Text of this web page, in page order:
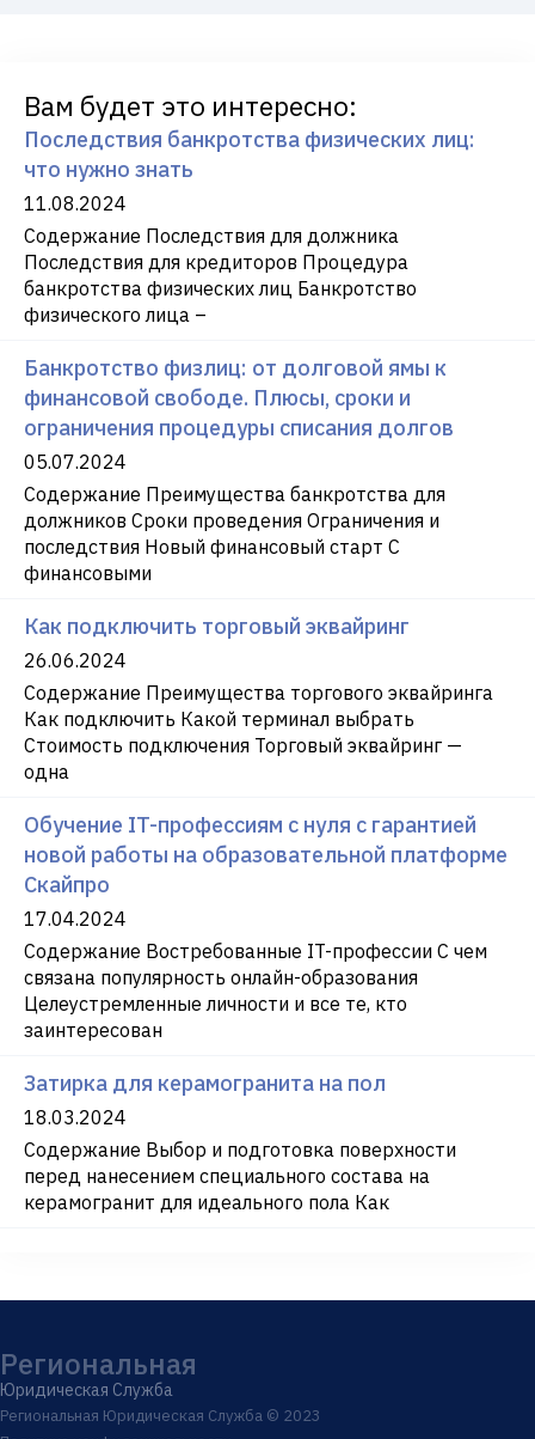
Вам будет это интересно:
Последствия банкротства физических лиц:
что нужно знать
11.08.2024
Содержание Последствия для должника
Последствия для кредиторов Процедура
банкротства физических лиц Банкротство
физического лица –
Банкротство физлиц: от долговой ямы к
финансовой свободе. Плюсы, сроки и
ограничения процедуры списания долгов
05.07.2024
Содержание Преимущества банкротства для
должников Сроки проведения Ограничения и
последствия Новый финансовый старт С
финансовыми
Как подключить торговый эквайринг
26.06.2024
Содержание Преимущества торгового эквайринга
Как подключить Какой терминал выбрать
Стоимость подключения Торговый эквайринг —
одна
Обучение IT-профессиям с нуля с гарантией
новой работы на образовательной платформе
Скайпро
17.04.2024
Содержание Востребованные IT-профессии С чем
связана популярность онлайн-образования
Целеустремленные личности и все те, кто
заинтересован
Затирка для керамогранита на пол
18.03.2024
Содержание Выбор и подготовка поверхности
перед нанесением специального состава на
керамогранит для идеального пола Как
Региональная
Юридическая Служба
Региональная Юридическая Служба © 2023